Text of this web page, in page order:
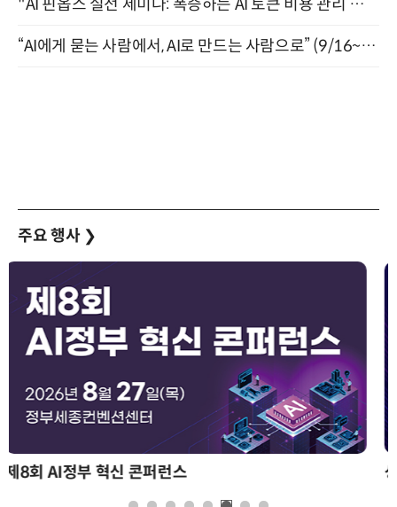
"AI 핀옵스 실전 세미나: 폭증하는 AI 토큰 비용 관리 전략" 8월 21일 개최
“AI에게 묻는 사람에서, AI로 만드는 사람으로” (9/16~17)
주요 행사 ❯
성과를 만드는 AI 에이전트 운영 전략 및 사례